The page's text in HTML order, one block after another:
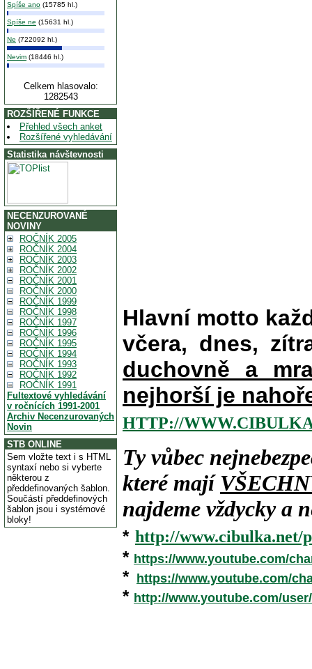
Spíše ano (15785 hl.)
Spíše ne (15631 hl.)
Ne (722092 hl.)
Nevim (18446 hl.)
Celkem hlasovalo:
1282543
ROZŠÍŘENÉ FUNKCE
Přehled všech anket
Rozšířené vyhledávání
Statistika návštevnosti
NECENZUROVANÉ
NOVINY
ROČNÍK 2005
ROČNÍK 2004
ROČNÍK 2003
ROČNÍK 2002
ROČNÍK 2001
ROČNÍK 2000
ROČNÍK 1999
ROČNÍK 1998
ROČNÍK 1997
ROČNÍK 1996
ROČNÍK 1995
ROČNÍK 1994
ROČNÍK 1993
ROČNÍK 1992
ROČNÍK 1991
Fultextové vyhledávání
v ročnících 1991-2001
Archiv Necenzurovaných
Novin
STB ONLINE
Sem vložte text i s HTML
syntaxí nebo si vyberte
některou z
předdefinovaných šablon.
Součástí předdefinových
šablon jsou i systémové
bloky!
Hlavní motto
včera, dnes,
duchovně a
nejhorší je
HTTP://
Ty vůbec
které mají
najdeme vždycky a
* http://www.cibulka.net/
* https://www.youtube.com/
* https://www.youtube.com/
* http://www.youtube.com/